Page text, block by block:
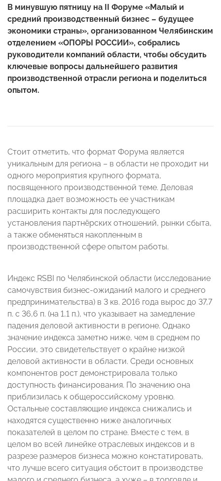
В минувшую пятницу на II Форуме «Малый и
средний производственный бизнес – будущее
экономики страны», организованном Челябинским
отделением «ОПОРЫ РОССИИ», собрались
руководители компаний области, чтобы обсудить
ключевые вопросы дальнейшего развития
производственной отрасли региона и поделиться
опытом.
Стоит отметить, что формат Форума является
уникальным для региона – в области не проходит ни
одного мероприятия крупного формата,
посвященного производственной теме. Деловая
площадка дает возможность ее участникам
расширить контакты для последующего
установления партнёрских отношений, рынки сбыта,
а также обменяться накопленным в
производственной сфере опытом работы.
Индекс RSBI по Челябинской области (исследование
самочувствия бизнес-ожиданий малого и среднего
предпринимательства) в 3 кв. 2016 года вырос до 37,7
п. с 36,6 п. (на 1,1 п.), что указывает на замедление
падения деловой активности в регионе. Однако
значение индекса заметно ниже, чем в среднем по
России, это свидетельствует о крайне низкой
деловой активности в области. Среди основных
компонентов рост демонстрировала только
доступность финансирования. По значению она
приблизилась к общероссийскому уровню.
Остальные составляющие индекса снижались и
находятся существенно ниже аналогичных
показателей в целом по стране. Вместе с тем, в
целом во всей линейке отраслевых индексов и в
разрезе размеров бизнеса можно констатировать,
что лучше всего ситуация обстоит в производстве